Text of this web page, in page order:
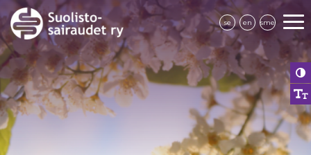
se en sme